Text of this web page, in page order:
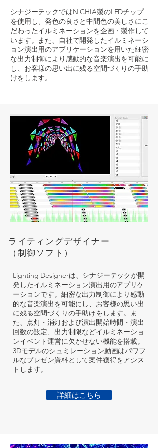
シナジーテックではNICHIA製のLEDチップ
を使用し、発色の良さと中間色の美しさにこ
だわったイルミネーションを企画・製作して
います。また、自社で開発したイルミネーシ
ョン演出用のアプリケーションを用いた細密
な出力制御により感動的な音楽演出を可能に
し、お客様の思い出に残る空間づくりの手助
けをします。
​ライティングデザイナー
​（制御ソフト）
Lighting Designerは、シナジーテックが開
発したイルミネーション演出用のアプリケ
ーションです。細密な出力制御により感動
的な音楽演出を可能にし、お客様の思い出
に残る空間づくりの手助けをします。ま
た、点灯・消灯および演出開始時間・演出
回数の設定、出力制限などイルミネーショ
ンイベント運営に欠かせない機能を搭載。
3Dモデルのシュミレーション動画はパワフ
ルなプレゼン資料として案件獲得をアシス
トします。
詳細はこちら